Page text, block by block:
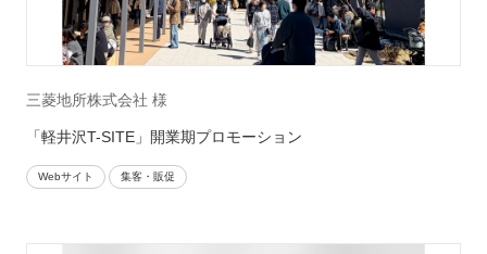
三菱地所株式会社 様
「軽井沢T-SITE」開業期プロモーション
Webサイト 集客・販促